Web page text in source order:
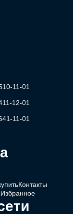
11-01
12-01
11-01
Контакты
Избранное